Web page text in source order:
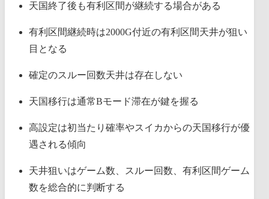
天国終了後も有利区間が継続する場合がある
有利区間継続時は2000G付近の有利区間天井が狙い
目となる
確定のスルー回数天井は存在しない
天国移行は通常Bモード滞在が鍵を握る
高設定は初当たり確率やスイカからの天国移行が優
遇される傾向
天井狙いはゲーム数、スルー回数、有利区間ゲーム
数を総合的に判断する